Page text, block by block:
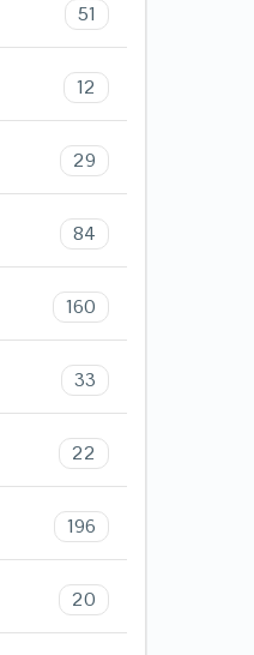
51
12
29
84
160
33
22
196
20